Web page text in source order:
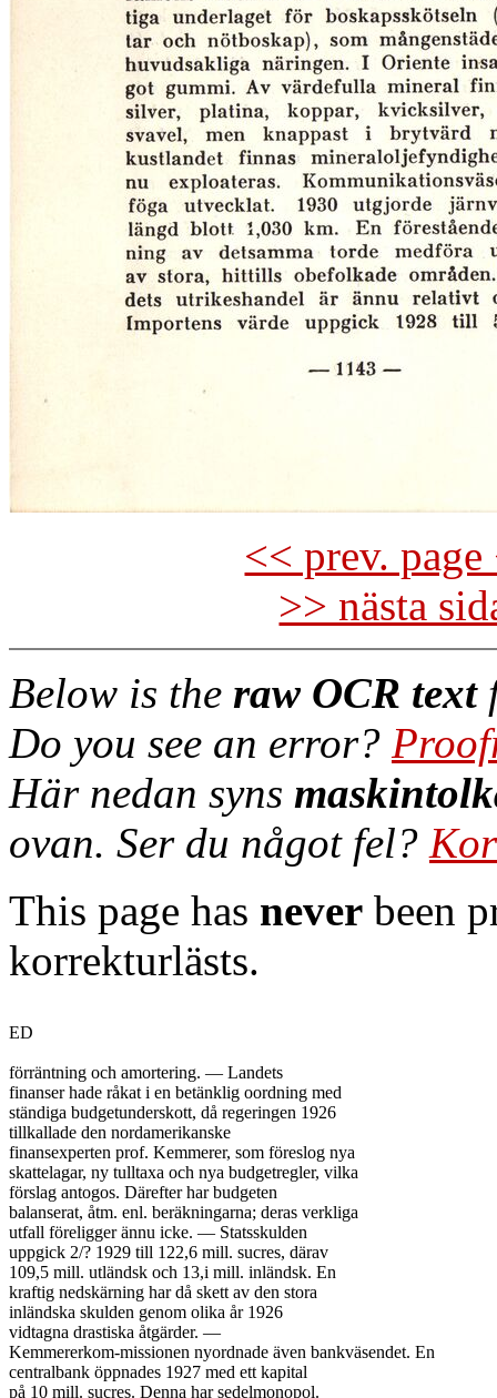
<< prev.
>> nästa
Below is the raw OCR text
Do you see an error?
Här nedan syns
ovan. Ser du något fel?
This page has never been
korrekturlästs.
ED
förräntning och amortering. — Landets
finanser hade råkat i en betänklig oordning med
ständiga budgetunderskott, då regeringen 1926
tillkallade den nordamerikanske
finansexperten prof. Kemmerer, som föreslog nya
skattelagar, ny tulltaxa och nya budgetregler, vilka
förslag antogos. Därefter har budgeten
balanserat, åtm. enl. beräkningarna; deras verkliga
utfall föreligger ännu icke. — Statsskulden
uppgick 2/? 1929 till 122,6 mill. sucres, därav
109,5 mill. utländsk och 13,i mill. inländsk. En
kraftig nedskärning har då skett av den stora
inländska skulden genom olika år 1926
vidtagna drastiska åtgärder. —
Kemmererkom-missionen nyordnade även bankväsendet. En
centralbank öppnades 1927 med ett kapital
på 10 mill. sucres. Denna har sedelmonopol.